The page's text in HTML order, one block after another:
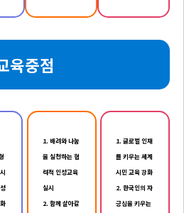
육중점
1. 배려와 나눔
을 실천하는 협
력적 인성교육
실시
2. 함께 살아갈
1. 글로벌 인재
를 키우는 세계
시민 교육 강화
2. 한국인의 자
긍심을 키우는